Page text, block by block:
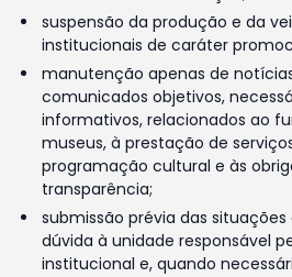
suspensão da produção e da
institucionais de caráter
manutenção apenas de
comunicados objetivos,
informativos, relacionados ao
museus, à prestação de
programação cultural e às
transparência;
submissão prévia das
dúvida à unidade responsável
institucional e, quando